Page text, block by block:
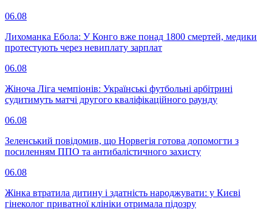
06.08
Лихоманка Ебола: У Конго вже понад 1800 смертей, медики
протестують через невиплату зарплат
06.08
Жіноча Ліга чемпіонів: Українські футбольні арбітрині
судитимуть матчі другого кваліфікаційного раунду
06.08
Зеленський повідомив, що Норвегія готова допомогти з
посиленням ППО та антибалістичного захисту
06.08
Жінка втратила дитину і здатність народжувати: у Києві
гінеколог приватної клініки отримала підозру